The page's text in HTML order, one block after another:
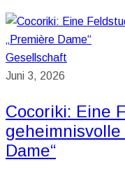
Gesellschaft
Juni 3, 2026
Cocoriki: Eine
Dame“